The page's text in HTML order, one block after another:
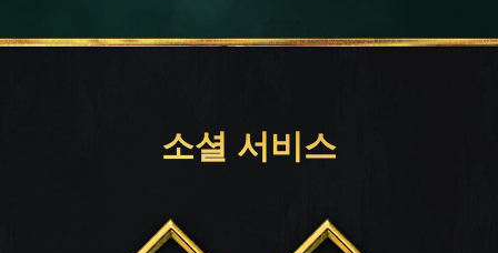
소셜 서비스